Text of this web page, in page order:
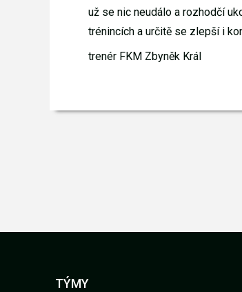
už se nic neudálo a rozhodčí
trénincích a určitě se zlepší i
trenér FKM Zbyněk Král
TÝMY